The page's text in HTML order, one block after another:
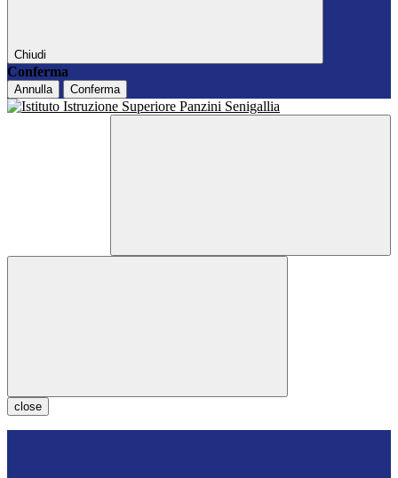
Chiudi
Conferma
Annulla Conferma
close